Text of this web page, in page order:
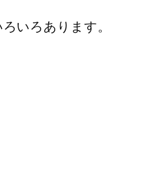
いろあります。